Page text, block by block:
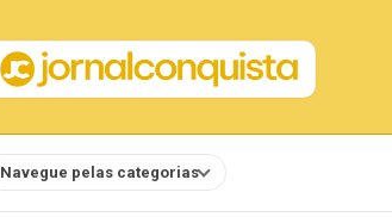
Navegue pelas categorias